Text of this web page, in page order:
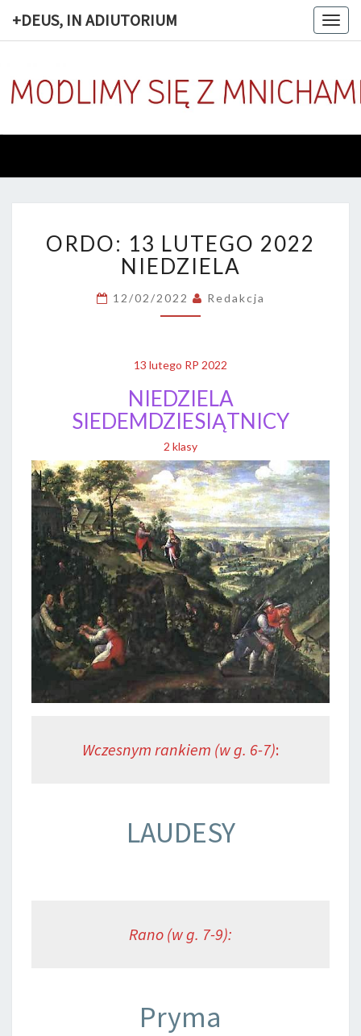
+DEUS, IN ADIUTORIUM
13
LUTEGO
2022
NIEDZIELA
ORDO: 13 LUTEGO 2022
NIEDZIELA
12/02/2022 Redakcja
13 lutego RP 2022
NIEDZIELA
SIEDEMDZIESIĄTNICY
2 klasy
Wczesnym rankiem (w g. 6-7):
LAUDESY
Rano (w g. 7-9):
Pryma